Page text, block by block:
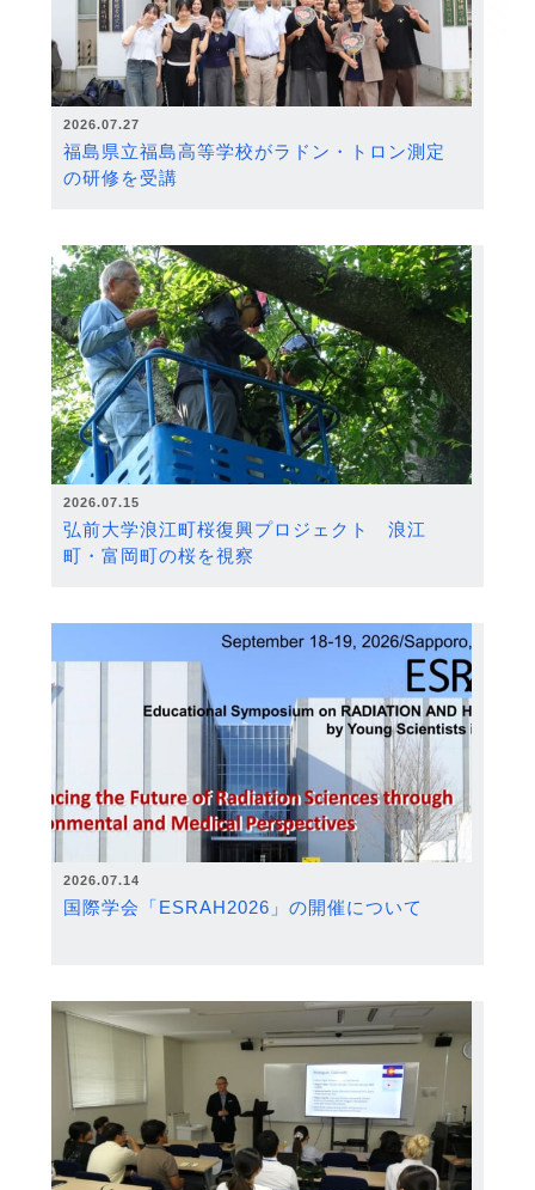
2026.07.27
福島県立福島高等学校がラドン・トロン測定
の研修を受講
2026.07.15
弘前大学浪江町桜復興プロジェクト 浪江
町・富岡町の桜を視察
2026.07.14
国際学会「ESRAH2026」の開催について